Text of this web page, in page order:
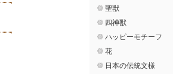
聖獣
四神獣
ハッピーモチーフ
花
日本の伝統文様